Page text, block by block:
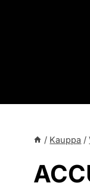
/ Kauppa /